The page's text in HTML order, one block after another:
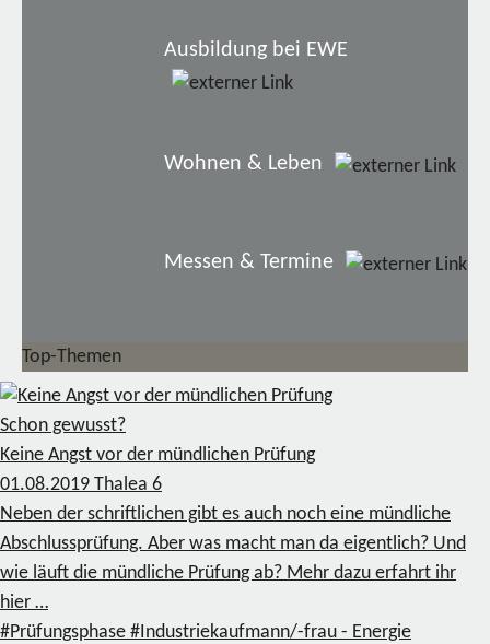
Ausbildung bei EWE
Wohnen & Leben
Messen & Termine
Top-Themen
Schon gewusst?
Keine Angst vor der mündlichen Prüfung
01.08.2019 Thalea 6
Neben der schriftlichen gibt es auch noch eine mündliche
Abschlussprüfung. Aber was macht man da eigentlich? Und
wie läuft die mündliche Prüfung ab? Mehr dazu erfahrt ihr
hier …
#Prüfungsphase #Industriekaufmann/-frau - Energie